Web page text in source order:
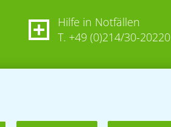
Hilfe in Notfällen
T. +49 (0)214/30-20220